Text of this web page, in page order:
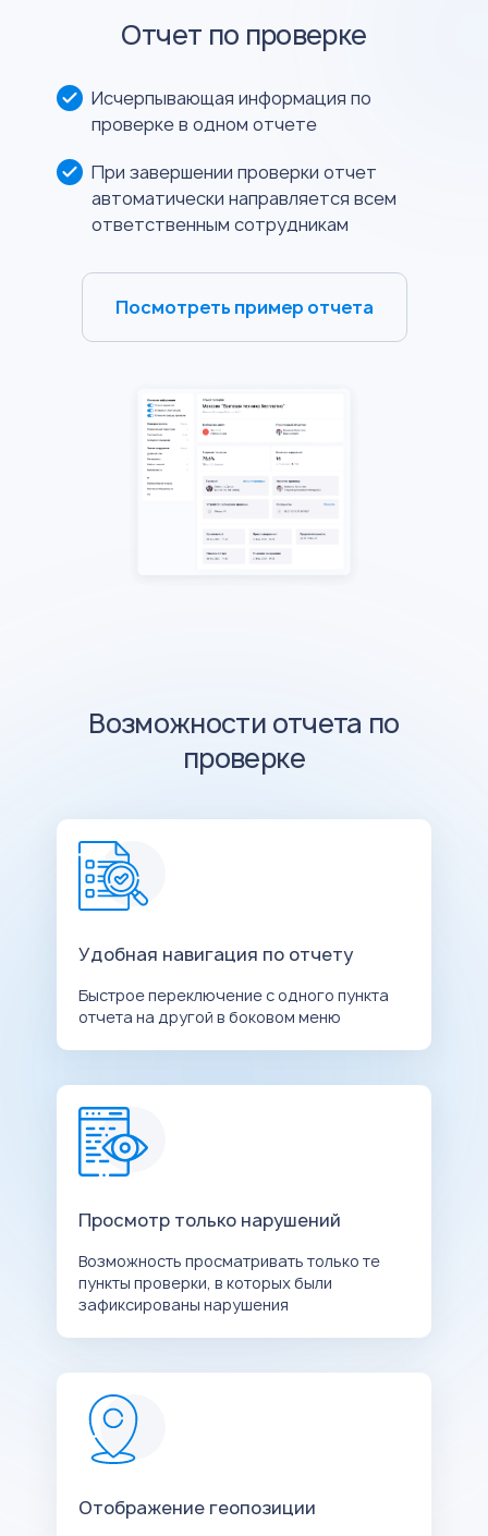
Отчет по проверке
Исчерпывающая информация по
проверке в одном отчете
При завершении проверки отчет
автоматически направляется всем
ответственным сотрудникам
Посмотреть пример отчета
Возможности отчета по
проверке
Удобная навигация по отчету
Быстрое переключение с одного пункта
отчета на другой в боковом меню
Просмотр только нарушений
Возможность просматривать только те
пункты проверки, в которых были
зафиксированы нарушения
Отображение геопозиции